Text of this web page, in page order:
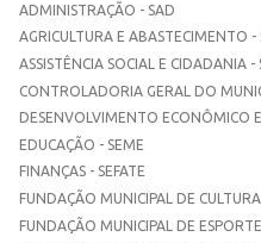
ADMINISTRAÇÃO - SAD
AGRICULTURA E ABASTECIMENTO -
ASSISTÊNCIA SOCIAL E CIDADANIA -
CONTROLADORIA GERAL DO
DESENVOLVIMENTO ECONÔMICO
EDUCAÇÃO - SEME
FINANÇAS - SEFATE
FUNDAÇÃO MUNICIPAL DE CULTURA
FUNDAÇÃO MUNICIPAL DE ESPORTE